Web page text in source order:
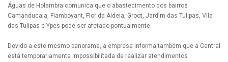
Águas de Holambra comunica que o abastecimento dos bairros
Camanducaia, Flamboyant, Flor da Aldeia, Groot, Jardim das Tulipas, Vila
das Tulipas e Ypes pode ser afetado pontualmente.
Devido a este mesmo panorama, a empresa informa também que a Central
está temporariamente impossibilitada de realizar atendimentos